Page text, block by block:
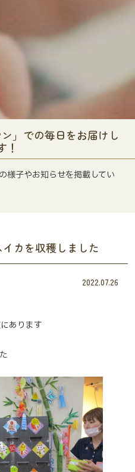
」での毎日をお届けし
！
様子やお知らせを掲載してい
カを収穫しました
2022.07.26
あります